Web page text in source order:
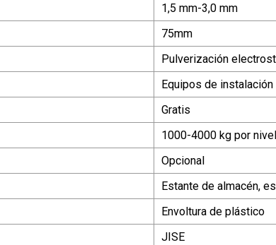
1,5 mm-3,0 mm
75mm
Pulverización
Equipos de
Gratis
1000-4000 kg por nivel
Opcional
Estante de almacén,
Envoltura de plástico
JISE